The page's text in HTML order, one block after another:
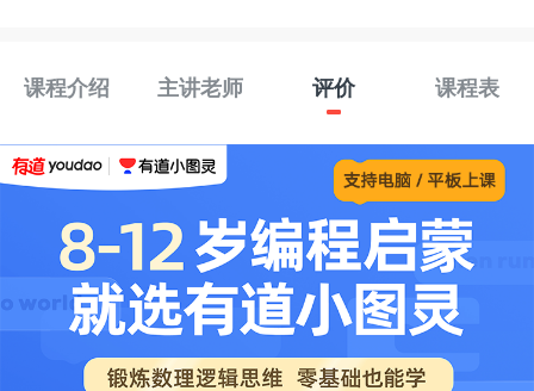
课程介绍 主讲老师 评价 课程表